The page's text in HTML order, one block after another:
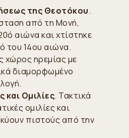
της Θεοτόκου.
από τη Μονή,
αιώνα και χτίστηκε
του 14ου αιώνα.
χώρος ηρεμίας με
διαμορφωμένο
και Ομιλίες. Τακτικά
ομιλίες και
πιστούς από την